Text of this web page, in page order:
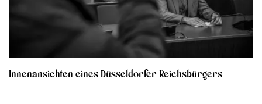
Innenansichten eines Düsseldorfer Reichsbürgers